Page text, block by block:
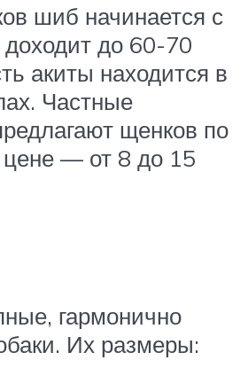
шиб начинается с
до 60-70
акиты находится в
Частные
щенков по
цене — от 8 до 15
гармонично
Их размеры: